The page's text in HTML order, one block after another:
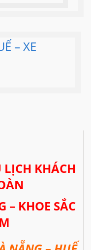
– XE
KHÁCH
– KHOE SẮC